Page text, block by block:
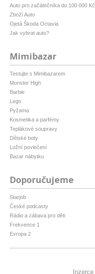
Auto pro začátečníka do 100 000 Kč
Zboží Auto
Ojetá Škoda Octavia
Jak vybrat auto?
Mimibazar
Testujte s Mimibazarem
Monster High
Barbie
Lego
Pyžama
Kosmetika a parfémy
Teplákové soupravy
Dětské boty
Ložní povlečení
Bazar nábytku
Doporučujeme
Starjob
České podcasty
Rádio a zábava pro děti
Frekvence 1
Evropa 2
Inzerce